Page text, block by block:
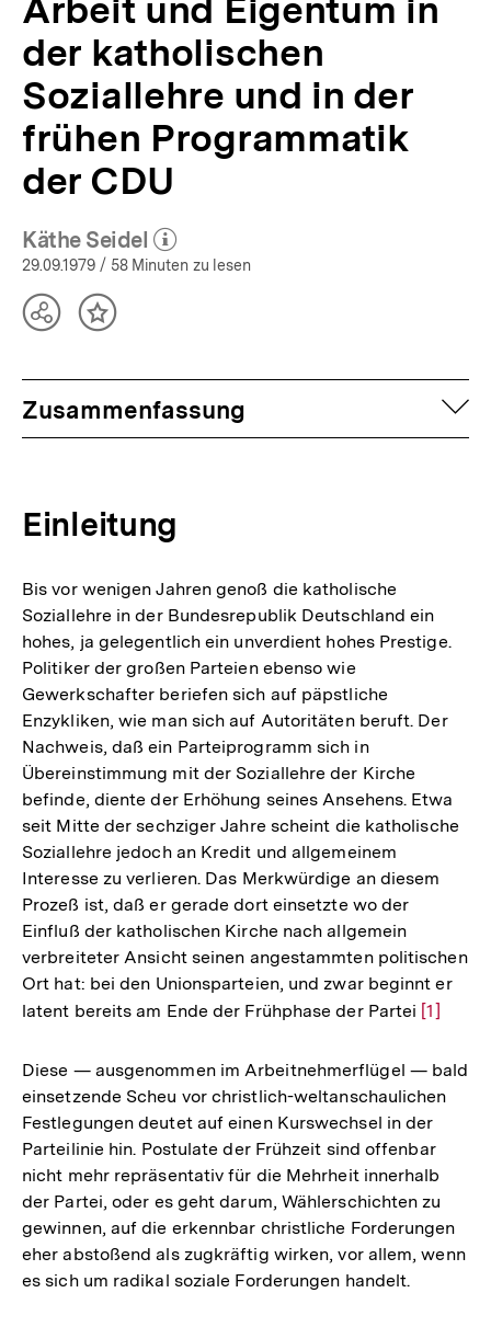
bpb.de
Arbeit und Eigentum in
der katholischen
Soziallehre und in der
frühen Programmatik
der CDU
Käthe Seidel
(Mehr zum Autor)
öffnen
29.09.1979 / 58 Minuten zu lesen
TeilenInhalt
Zusammenfassung
Einleitung
Bis vor wenigen Jahren genoß die katholische
Soziallehre in der Bundesrepublik Deutschland ein
hohes, ja gelegentlich ein unverdient hohes Prestige.
Politiker der großen Parteien ebenso wie
Gewerkschafter beriefen sich auf päpstliche
Enzykliken, wie man sich auf Autoritäten beruft. Der
Nachweis, daß ein Parteiprogramm sich in
Übereinstimmung mit der Soziallehre der Kirche
befinde, diente der Erhöhung seines Ansehens. Etwa
seit Mitte der sechziger Jahre scheint die katholische
Soziallehre jedoch an Kredit und allgemeinem
Interesse zu verlieren. Das Merkwürdige an diesem
Prozeß ist, daß er gerade dort einsetzte wo der
Einfluß der katholischen Kirche nach allgemein
verbreiteter Ansicht seinen angestammten politischen
Ort hat: bei den Unionsparteien, und zwar beginnt er
latent bereits am Ende der Frühphase der Partei Zur
der
Fußnote
[1]
Diese — ausgenommen im Arbeitnehmerflügel — bald
einsetzende Scheu vor christlich-weltanschaulichen
Festlegungen deutet auf einen Kurswechsel in der
Parteilinie hin. Postulate der Frühzeit sind offenbar
nicht mehr repräsentativ für die Mehrheit innerhalb
der Partei, oder es geht darum, Wählerschichten zu
gewinnen, auf die erkennbar christliche Forderungen
eher abstoßend als zugkräftig wirken, vor allem, wenn
es sich um radikal soziale Forderungen handelt.